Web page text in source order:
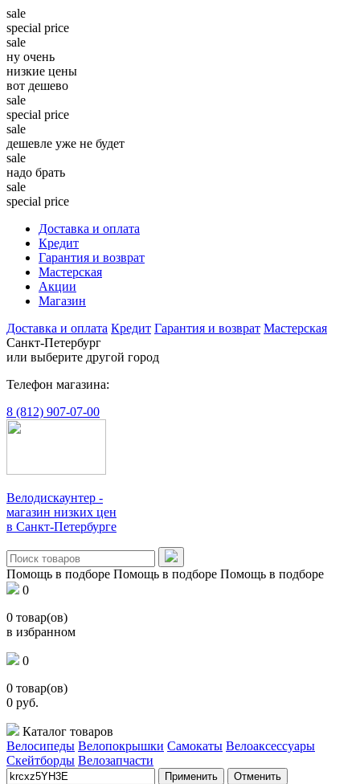
sale
special price
sale
ну очень
низкие цены
вот дешево
sale
special price
sale
дешевле уже не будет
sale
надо брать
sale
special price
Доставка и оплата
Кредит
Гарантия и возврат
Мастерская
Акции
Магазин
Доставка и оплата Кредит Гарантия и возврат Мастерская
Санкт-Петербург
или выберите другой город
Телефон магазина:
8 (812) 907-07-00
Велодискаунтер -
магазин низких цен
в Санкт-Петербурге
Помощь в подборе Помощь в подборе Помощь в подборе
0
0 товар(ов)
в избранном
0
0 товар(ов)
0 руб.
Каталог товаров
Велосипеды Велопокрышки Самокаты Велоаксессуары
Скейтборды Велозапчасти
Применить Отменить